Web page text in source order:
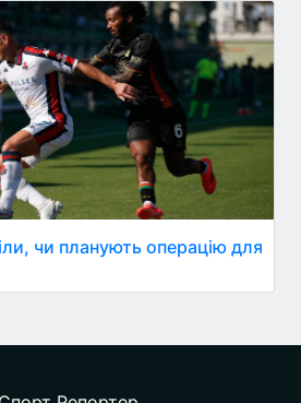
чи планують операцію для